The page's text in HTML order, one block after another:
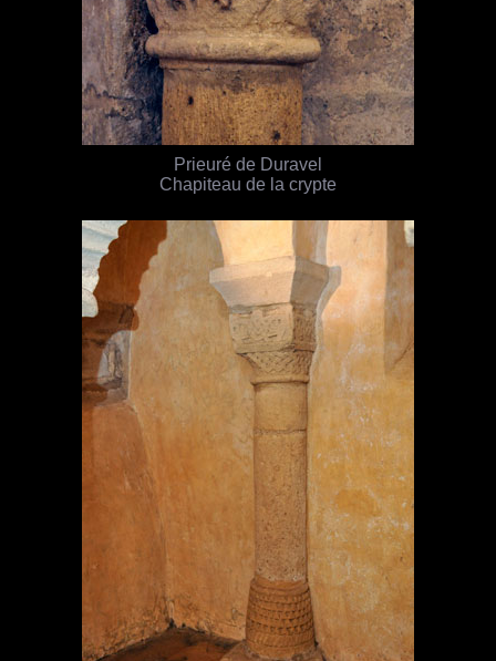
Prieuré de Duravel
Chapiteau de la crypte